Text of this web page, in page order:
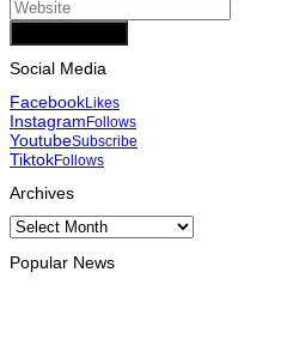
Social Media
FacebookLikes
InstagramFollows
YoutubeSubscribe
TiktokFollows
Archives
Archives
Popular News